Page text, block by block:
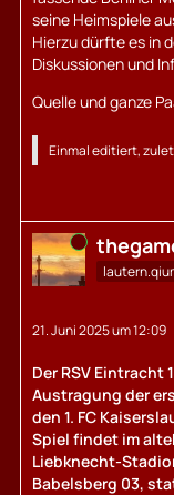
seine Heimspiele
Hierzu dürfte es in
Diskussionen und
Quelle und ganze
Einmal editiert,
Online
21. Juni 2025 um 12:09
Der RSV Eintracht
Austragung der
den 1. FC
Spiel findet im
Liebknecht-
Babelsberg 03,